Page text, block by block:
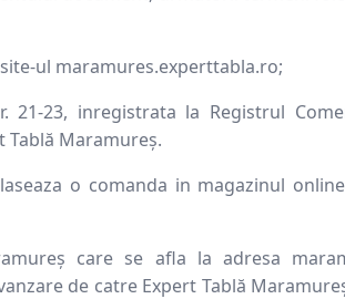
ul maramures.experttabla.ro;
23, inregistrata la Registrul
Tablă Maramureș.
o comanda in magazinul
care se afla la adresa
de catre Expert Tablă